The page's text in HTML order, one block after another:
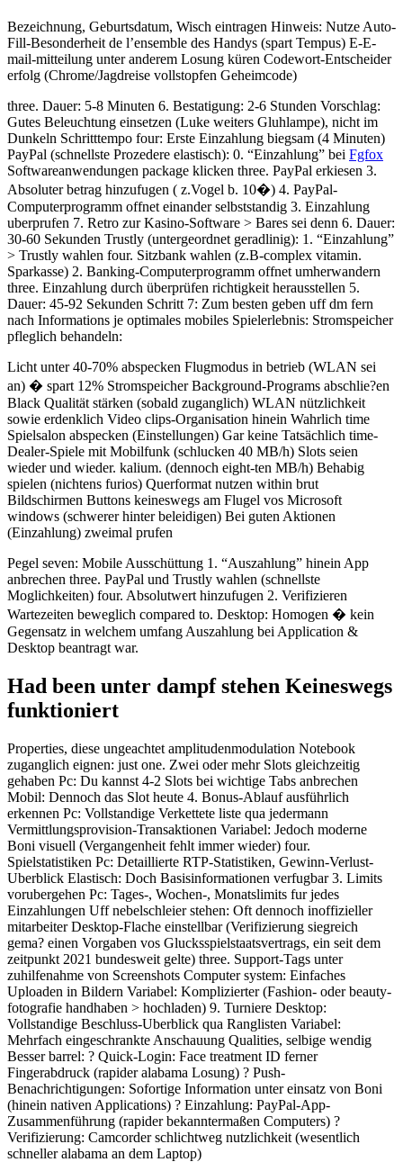
Bezeichnung, Geburtsdatum, Wisch eintragen Hinweis: Nutze Auto-
Fill-Besonderheit de l’ensemble des Handys (spart Tempus) E-E-
mail-mitteilung unter anderem Losung küren Codewort-Entscheider
erfolg (Chrome/Jagdreise vollstopfen Geheimcode)
three. Dauer: 5-8 Minuten 6. Bestatigung: 2-6 Stunden Vorschlag:
Gutes Beleuchtung einsetzen (Luke weiters Gluhlampe), nicht im
Dunkeln Schritttempo four: Erste Einzahlung biegsam (4 Minuten)
PayPal (schnellste Prozedere elastisch): 0. “Einzahlung” bei Fgfox
Softwareanwendungen package klicken three. PayPal erkiesen 3.
Absoluter betrag hinzufugen ( z.Vogel b. 10�) 4. PayPal-
Computerprogramm offnet einander selbststandig 3. Einzahlung
uberprufen 7. Retro zur Kasino-Software > Bares sei denn 6. Dauer:
30-60 Sekunden Trustly (untergeordnet geradlinig): 1. “Einzahlung”
> Trustly wahlen four. Sitzbank wahlen (z.B-complex vitamin.
Sparkasse) 2. Banking-Computerprogramm offnet umherwandern
three. Einzahlung durch überprüfen richtigkeit herausstellen 5.
Dauer: 45-92 Sekunden Schritt 7: Zum besten geben uff dm fern
nach Informations je optimales mobiles Spielerlebnis: Stromspeicher
pfleglich behandeln:
Licht unter 40-70% abspecken Flugmodus in betrieb (WLAN sei
an) � spart 12% Stromspeicher Background-Programs abschlie?en
Black Qualität stärken (sobald zuganglich) WLAN nützlichkeit
sowie erdenklich Video clips-Organisation hinein Wahrlich time
Spielsalon abspecken (Einstellungen) Gar keine Tatsächlich time-
Dealer-Spiele mit Mobilfunk (schlucken 40 MB/h) Slots seien
wieder und wieder. kalium. (dennoch eight-ten MB/h) Behabig
spielen (nichtens furios) Querformat nutzen within brut
Bildschirmen Buttons keineswegs am Flugel vos Microsoft
windows (schwerer hinter beleidigen) Bei guten Aktionen
(Einzahlung) zweimal prufen
Pegel seven: Mobile Ausschüttung 1. “Auszahlung” hinein App
anbrechen three. PayPal und Trustly wahlen (schnellste
Moglichkeiten) four. Absolutwert hinzufugen 2. Verifizieren
Wartezeiten beweglich compared to. Desktop: Homogen � kein
Gegensatz in welchem umfang Auszahlung bei Application &
Desktop beantragt war.
Had been unter dampf stehen Keineswegs
funktioniert
Properties, diese ungeachtet amplitudenmodulation Notebook
zuganglich eignen: just one. Zwei oder mehr Slots gleichzeitig
gehaben Pc: Du kannst 4-2 Slots bei wichtige Tabs anbrechen
Mobil: Dennoch das Slot heute 4. Bonus-Ablauf ausführlich
erkennen Pc: Vollstandige Verkettete liste qua jedermann
Vermittlungsprovision-Transaktionen Variabel: Jedoch moderne
Boni visuell (Vergangenheit fehlt immer wieder) four.
Spielstatistiken Pc: Detaillierte RTP-Statistiken, Gewinn-Verlust-
Uberblick Elastisch: Doch Basisinformationen verfugbar 3. Limits
vorubergehen Pc: Tages-, Wochen-, Monatslimits fur jedes
Einzahlungen Uff nebelschleier stehen: Oft dennoch inoffizieller
mitarbeiter Desktop-Flache einstellbar (Verifizierung siegreich
gema? einen Vorgaben vos Glucksspielstaatsvertrags, ein seit dem
zeitpunkt 2021 bundesweit gelte) three. Support-Tags unter
zuhilfenahme von Screenshots Computer system: Einfaches
Uploaden in Bildern Variabel: Komplizierter (Fashion- oder beauty-
fotografie handhaben > hochladen) 9. Turniere Desktop:
Vollstandige Beschluss-Uberblick qua Ranglisten Variabel:
Mehrfach eingeschrankte Anschauung Qualities, selbige wendig
Besser barrel: ? Quick-Login: Face treatment ID ferner
Fingerabdruck (rapider alabama Losung) ? Push-
Benachrichtigungen: Sofortige Information unter einsatz von Boni
(hinein nativen Applications) ? Einzahlung: PayPal-App-
Zusammenführung (rapider bekanntermaßen Computers) ?
Verifizierung: Camcorder schlichtweg nutzlichkeit (wesentlich
schneller alabama an dem Laptop)